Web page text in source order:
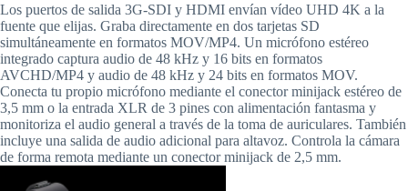
Los puertos de salida 3G-SDI y HDMI envían vídeo UHD 4K a la
fuente que elijas. Graba directamente en dos tarjetas SD
simultáneamente en formatos MOV/MP4. Un micrófono estéreo
integrado captura audio de 48 kHz y 16 bits en formatos
AVCHD/MP4 y audio de 48 kHz y 24 bits en formatos MOV.
Conecta tu propio micrófono mediante el conector minijack estéreo de
3,5 mm o la entrada XLR de 3 pines con alimentación fantasma y
monitoriza el audio general a través de la toma de auriculares. También
incluye una salida de audio adicional para altavoz. Controla la cámara
de forma remota mediante un conector minijack de 2,5 mm.